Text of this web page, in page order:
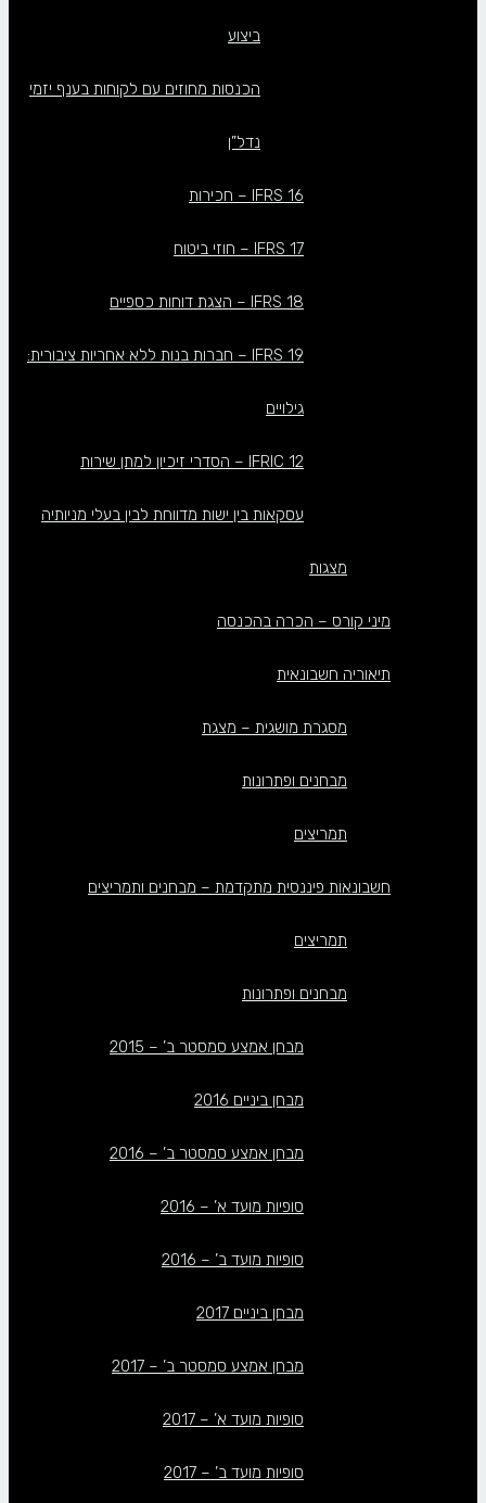
ביצוע
הכנסות מחוזים עם לקוחות בענף יזמי
נדל”ן
IFRS 16 – חכירות
IFRS 17 – חוזי ביטוח
IFRS 18 – הצגת דוחות כספיים
IFRS 19 – חברות בנות ללא אחריות ציבורית:
גילויים
IFRIC 12 – הסדרי זיכיון למתן שירות
עסקאות בין ישות מדווחת לבין בעלי מניותיה
מצגות
מיני קורס – הכרה בהכנסה
תיאוריה חשבונאית
מסגרת מושגית – מצגת
מבחנים ופתרונות
תמריצים
חשבונאות פיננסית מתקדמת – מבחנים ותמריצים
תמריצים
מבחנים ופתרונות
מבחן אמצע סמסטר ב’ – 2015
מבחן ביניים 2016
מבחן אמצע סמסטר ב’ – 2016
סופיות מועד א’ – 2016
סופיות מועד ב’ – 2016
מבחן ביניים 2017
מבחן אמצע סמסטר ב’ – 2017
סופיות מועד א’ – 2017
סופיות מועד ב’ – 2017